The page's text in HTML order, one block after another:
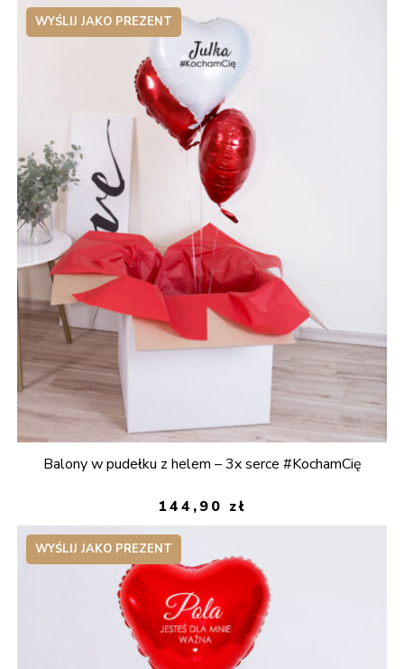
WYŚLIJ JAKO PREZENT
Balony w pudełku z helem – 3x serce #KochamCię
144,90 zł
WYŚLIJ JAKO PREZENT